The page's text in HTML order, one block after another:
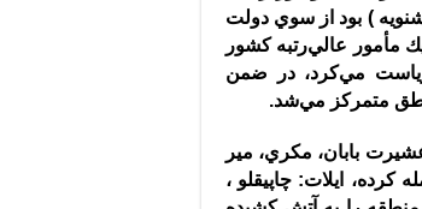
) بود از سوي دولت
مأمور عالي‌رتبه كشور
مي‌كرد، در ضمن
متمركز مي‌شد.
بابان، مكري، مير
كرده، ايلات: چاپيقلو ،